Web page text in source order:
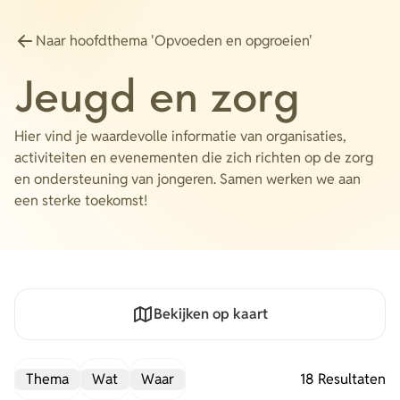
Energie
Contact
Inloggen
Privacy verklaring
Home
Naar hoofdthema 'Opvoeden en opgroeien'
Jeugd en zorg
Hier vind je waardevolle informatie van organisaties,
activiteiten en evenementen die zich richten op de zorg
en ondersteuning van jongeren. Samen werken we aan
een sterke toekomst!
Bekijken op kaart
Thema Wat Waar 18 Resultaten